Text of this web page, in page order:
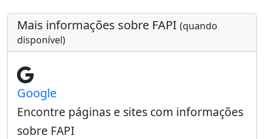
Mais informações sobre FAPI (quando
disponível)
Google
Encontre páginas e sites com informações
sobre FAPI